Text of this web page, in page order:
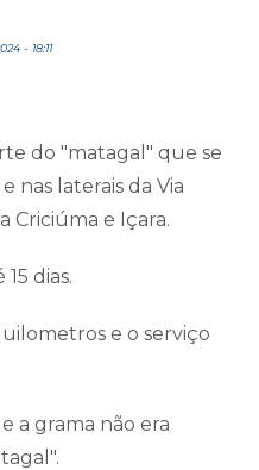
- 18:11
do "matagal" que se
nas laterais da Via
Criciúma e Içara.
dias.
e o serviço
a grama não era